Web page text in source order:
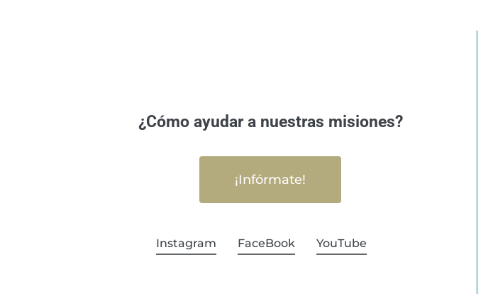
¿Cómo ayudar a nuestras misiones?
¡Infórmate!
Instagram FaceBook YouTube